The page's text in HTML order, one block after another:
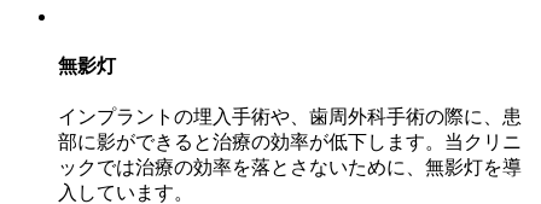
無影灯
インプラントの埋入手術や、歯周外科手術の際に、患
部に影ができると治療の効率が低下します。当クリニ
ックでは治療の効率を落とさないために、無影灯を導
入しています。